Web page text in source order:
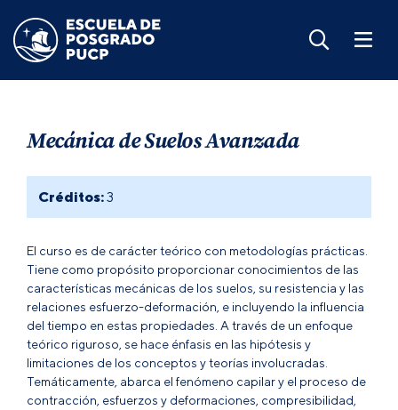
Mecánica de Suelos Avanzada
Créditos:3
El curso es de carácter teórico con metodologías prácticas.
Tiene como propósito proporcionar conocimientos de las
características mecánicas de los suelos, su resistencia y las
relaciones esfuerzo-deformación, e incluyendo la influencia
del tiempo en estas propiedades. A través de un enfoque
teórico riguroso, se hace énfasis en las hipótesis y
limitaciones de los conceptos y teorías involucradas.
Temáticamente, abarca el fenómeno capilar y el proceso de
contracción, esfuerzos y deformaciones, compresibilidad,